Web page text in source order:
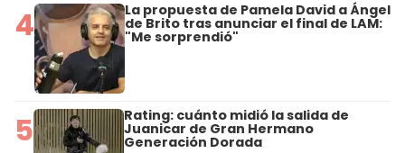
4 La propuesta de Pamela David a Ángel
de Brito tras anunciar el final de LAM:
"Me sorprendió"
5 Rating: cuánto midió la salida de
Juanicar de Gran Hermano
Generación Dorada